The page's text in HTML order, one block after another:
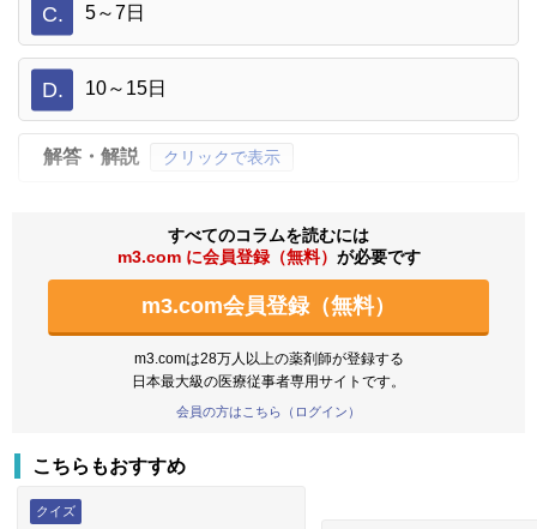
C. 5～7日
D. 10～15日
解答・解説 クリックで表示
すべてのコラムを読むには
m3.com に会員登録（無料） が必要です
m3.com会員登録（無料）
m3.comは28万人以上の薬剤師が登録する
日本最大級の医療従事者専用サイトです。
会員の方はこちら（ログイン）
こちらもおすすめ
クイズ